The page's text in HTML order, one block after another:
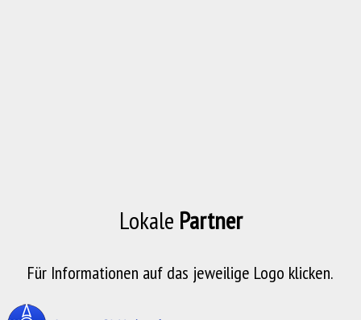
Lokale Partner
Für Informationen auf das jeweilige Logo klicken.